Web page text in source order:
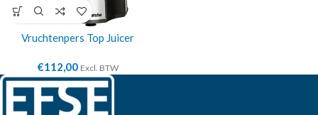
Vruchtenpers Top Juicer
€112,00 Excl. BTW